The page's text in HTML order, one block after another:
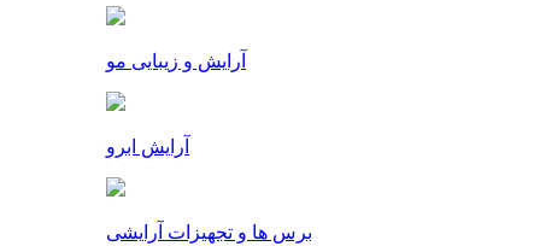
آرایش و زیبایی مو
آرایش ابرو
برس ها و تجهیزات آرایشی